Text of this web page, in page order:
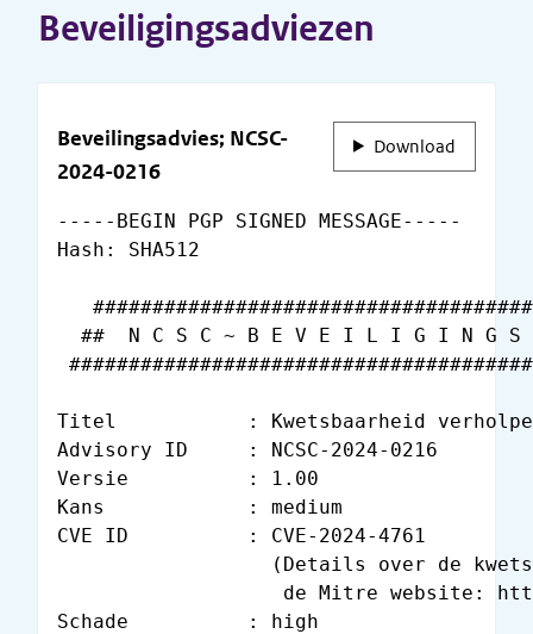
Beveiligingsadviezen
Download
Beveilingsadvies; NCSC-
2024-0216
-----BEGIN PGP SIGNED MESSAGE-----
Hash: SHA512
##  N C S C ~ B E V E I L I G I N G S
Titel           : Kwetsbaarheid verholpen
Advisory ID     : NCSC-2024-0216
Versie          : 1.00
Kans            : medium
CVE ID          : CVE-2024-4761
(Details over de
de Mitre website:
Schade          : high